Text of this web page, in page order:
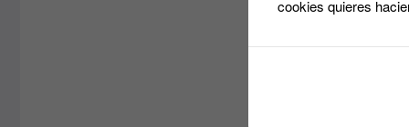
DESCUENTO
de
cookies quieres